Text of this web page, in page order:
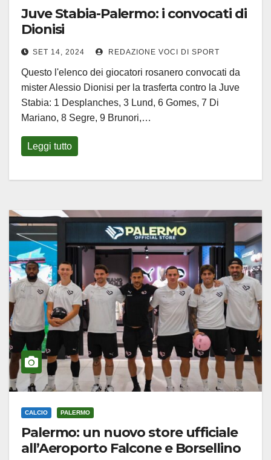
Juve Stabia-Palermo: i convocati di
Dionisi
SET 14, 2024 REDAZIONE VOCI DI SPORT
Questo l'elenco dei giocatori rosanero convocati da
mister Alessio Dionisi per la trasferta contro la Juve
Stabia: 1 Desplanches, 3 Lund, 6 Gomes, 7 Di
Mariano, 8 Segre, 9 Brunori,…
Leggi tutto
CALCIO PALERMO
Palermo: un nuovo store ufficiale
all’Aeroporto Falcone e Borsellino